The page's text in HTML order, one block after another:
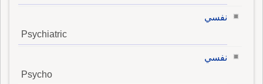
نفسي
Psychiatric
نفسي
Psycho